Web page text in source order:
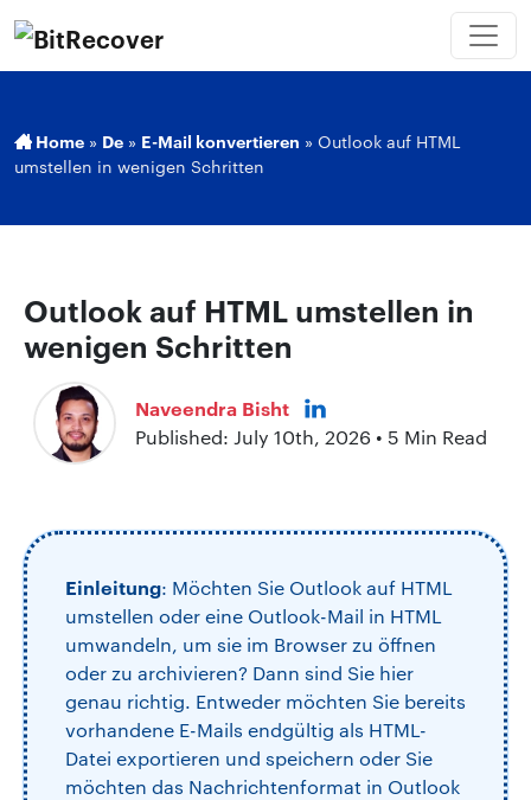
Home » De » E-Mail konvertieren » Outlook auf HTML
umstellen in wenigen Schritten
Outlook auf HTML umstellen in
wenigen Schritten
Naveendra Bisht
Published: July 10th, 2026 • 5 Min Read
Einleitung: Möchten Sie Outlook auf HTML
umstellen oder eine Outlook-Mail in HTML
umwandeln, um sie im Browser zu öffnen
oder zu archivieren? Dann sind Sie hier
genau richtig. Entweder möchten Sie bereits
vorhandene E-Mails endgültig als HTML-
Datei exportieren und speichern oder Sie
möchten das Nachrichtenformat in Outlook